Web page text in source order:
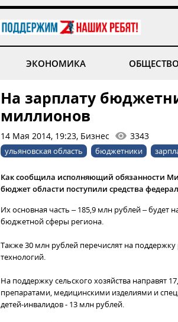
ЭКОНОМИКА ОБЩЕСТВО
На зарплату
миллионов
14 Мая 2014, 19:23, Бизнес 3343
ульяновская область бюджетники
Как сообщила исполняющий обязанности
бюджет области поступили средства
Их основная часть – 185,9 млн рублей – будет
бюджетной сферы региона.
Также 30 млн рублей перечислят на
технологий.
На поддержку сельского хозяйства направят
препаратами, медицинскими изделиями и
детей-инвалидов - 13 млн рублей.